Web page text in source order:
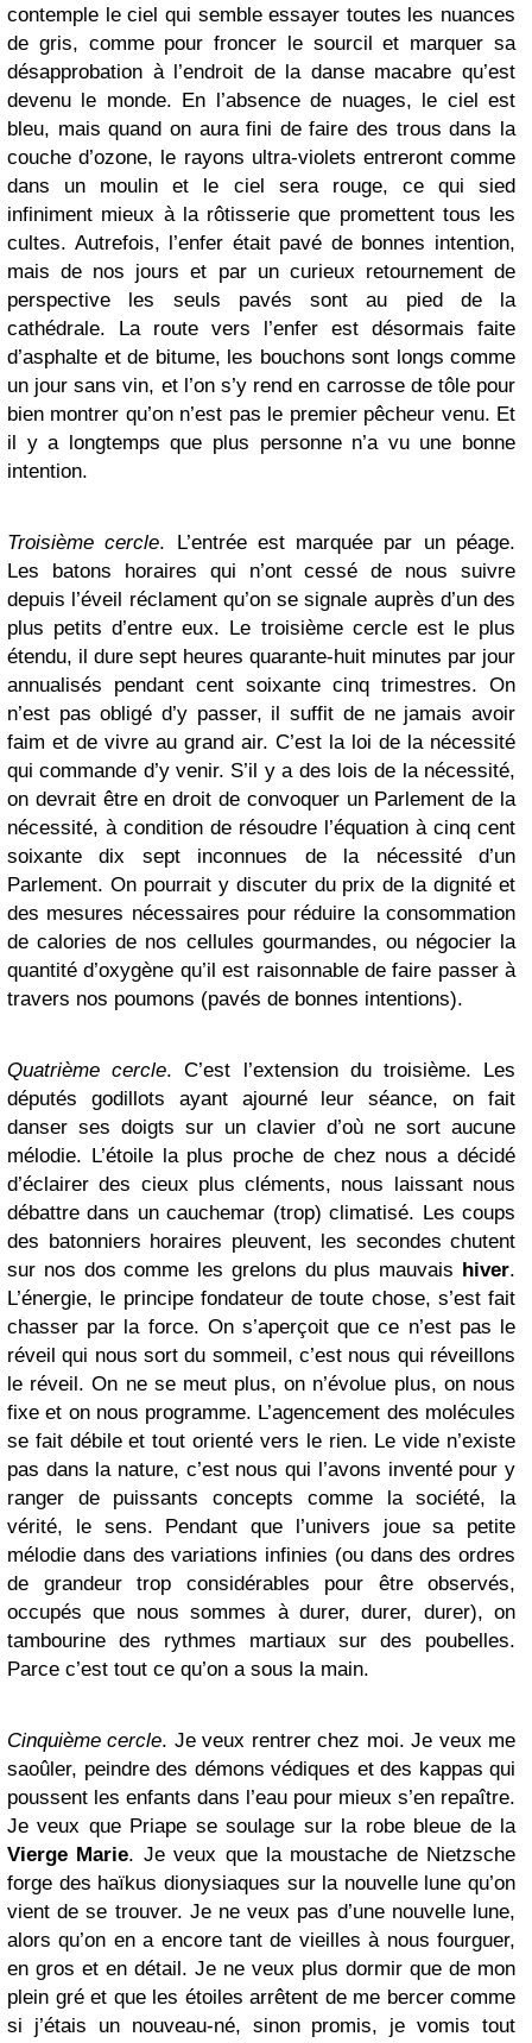
contemple le ciel qui semble essayer toutes les nuances
de gris, comme pour froncer le sourcil et marquer sa
désapprobation à l’endroit de la danse macabre qu’est
devenu le monde. En l’absence de nuages, le ciel est
bleu, mais quand on aura fini de faire des trous dans la
couche d’ozone, le rayons ultra-violets entreront comme
dans un moulin et le ciel sera rouge, ce qui sied
infiniment mieux à la rôtisserie que promettent tous les
cultes. Autrefois, l’enfer était pavé de bonnes intention,
mais de nos jours et par un curieux retournement de
perspective les seuls pavés sont au pied de la
cathédrale. La route vers l’enfer est désormais faite
d’asphalte et de bitume, les bouchons sont longs comme
un jour sans vin, et l’on s’y rend en carrosse de tôle pour
bien montrer qu’on n’est pas le premier pêcheur venu. Et
il y a longtemps que plus personne n’a vu une bonne
intention.
Troisième cercle. L’entrée est marquée par un péage.
Les batons horaires qui n’ont cessé de nous suivre
depuis l’éveil réclament qu’on se signale auprès d’un des
plus petits d’entre eux. Le troisième cercle est le plus
étendu, il dure sept heures quarante-huit minutes par jour
annualisés pendant cent soixante cinq trimestres. On
n’est pas obligé d’y passer, il suffit de ne jamais avoir
faim et de vivre au grand air. C’est la loi de la nécessité
qui commande d’y venir. S’il y a des lois de la nécessité,
on devrait être en droit de convoquer un Parlement de la
nécessité, à condition de résoudre l’équation à cinq cent
soixante dix sept inconnues de la nécessité d’un
Parlement. On pourrait y discuter du prix de la dignité et
des mesures nécessaires pour réduire la consommation
de calories de nos cellules gourmandes, ou négocier la
quantité d’oxygène qu’il est raisonnable de faire passer à
travers nos poumons (pavés de bonnes intentions).
Quatrième cercle. C’est l’extension du troisième. Les
députés godillots ayant ajourné leur séance, on fait
danser ses doigts sur un clavier d’où ne sort aucune
mélodie. L’étoile la plus proche de chez nous a décidé
d’éclairer des cieux plus cléments, nous laissant nous
débattre dans un cauchemar (trop) climatisé. Les coups
des batonniers horaires pleuvent, les secondes chutent
sur nos dos comme les grelons du plus mauvais hiver.
L’énergie, le principe fondateur de toute chose, s’est fait
chasser par la force. On s’aperçoit que ce n’est pas le
réveil qui nous sort du sommeil, c’est nous qui réveillons
le réveil. On ne se meut plus, on n’évolue plus, on nous
fixe et on nous programme. L’agencement des molécules
se fait débile et tout orienté vers le rien. Le vide n’existe
pas dans la nature, c’est nous qui l’avons inventé pour y
ranger de puissants concepts comme la société, la
vérité, le sens. Pendant que l’univers joue sa petite
mélodie dans des variations infinies (ou dans des ordres
de grandeur trop considérables pour être observés,
occupés que nous sommes à durer, durer, durer), on
tambourine des rythmes martiaux sur des poubelles.
Parce c’est tout ce qu’on a sous la main.
Cinquième cercle. Je veux rentrer chez moi. Je veux me
saoûler, peindre des démons védiques et des kappas qui
poussent les enfants dans l’eau pour mieux s’en repaître.
Je veux que Priape se soulage sur la robe bleue de la
Vierge Marie. Je veux que la moustache de Nietzsche
forge des haïkus dionysiaques sur la nouvelle lune qu’on
vient de se trouver. Je ne veux pas d’une nouvelle lune,
alors qu’on en a encore tant de vieilles à nous fourguer,
en gros et en détail. Je ne veux plus dormir que de mon
plein gré et que les étoiles arrêtent de me bercer comme
si j’étais un nouveau-né, sinon promis, je vomis tout